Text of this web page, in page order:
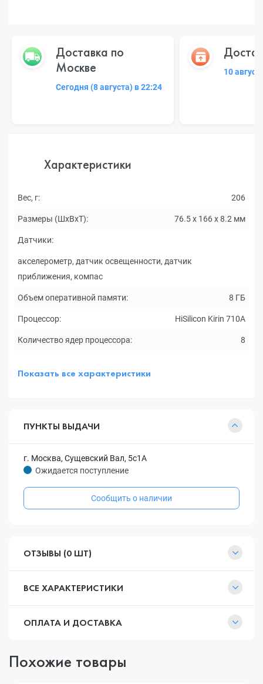
Доставка по
Москве
Сегодня (8 августа) в 22:24
10
Характеристики
Вес, г: 206
Размеры (ШxВxТ): 76.5 x 166 x 8.2 мм
Датчики:
акселерометр, датчик освещенности, датчик
приближения, компас
Объем оперативной памяти: 8 ГБ
Процессор: HiSilicon Kirin 710A
Количество ядер процессора: 8
Показать все характеристики
ПУНКТЫ ВЫДАЧИ
г. Москва, Сущевский Вал, 5с1А
Ожидается поступление
Сообщить о наличии
ОТЗЫВЫ (0 ШТ)
ВСЕ ХАРАКТЕРИСТИКИ
ОПЛАТА И ДОСТАВКА
Похожие товары